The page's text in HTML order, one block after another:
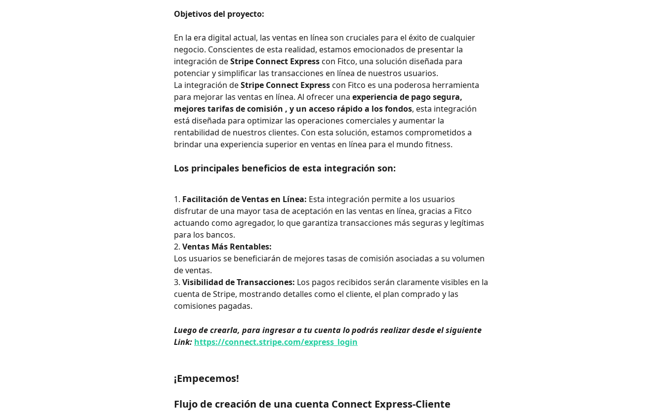
Objetivos del proyecto:
En la era digital actual, las ventas en línea son cruciales para el éxito de cualquier
negocio. Conscientes de esta realidad, estamos emocionados de presentar la
integración de Stripe Connect Express con Fitco, una solución diseñada para
potenciar y simplificar las transacciones en línea de nuestros usuarios.
La integración de Stripe Connect Express con Fitco es una poderosa herramienta
para mejorar las ventas en línea. Al ofrecer una experiencia de pago segura,
mejores tarifas de comisión , y un acceso rápido a los fondos, esta integración
está diseñada para optimizar las operaciones comerciales y aumentar la
rentabilidad de nuestros clientes. Con esta solución, estamos comprometidos a
brindar una experiencia superior en ventas en línea para el mundo fitness.
Los principales beneficios de esta integración son:
1. Facilitación de Ventas en Línea: Esta integración permite a los usuarios
disfrutar de una mayor tasa de aceptación en las ventas en línea, gracias a Fitco
actuando como agregador, lo que garantiza transacciones más seguras y legítimas
para los bancos.
2. Ventas Más Rentables:
Los usuarios se beneficiarán de mejores tasas de comisión asociadas a su volumen
de ventas.
3. Visibilidad de Transacciones: Los pagos recibidos serán claramente visibles en la
cuenta de Stripe, mostrando detalles como el cliente, el plan comprado y las
comisiones pagadas.
Luego de crearla, para ingresar a tu cuenta lo podrás realizar desde el siguiente
Link: https://connect.stripe.com/express_login
¡Empecemos!
Flujo de creación de una cuenta Connect Express-Cliente